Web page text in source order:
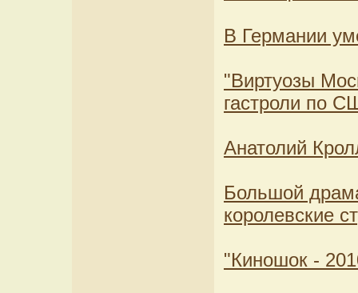
В Германии
"Виртуозы
гастроли по
Анатолий
Большой
королевские
"Киношок -